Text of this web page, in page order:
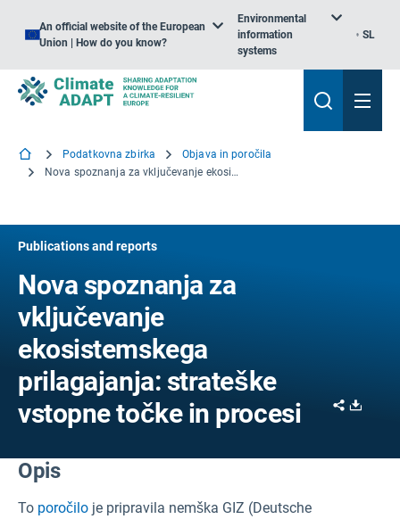
An official website of the European
Union | How do you know?
Environmental
information
systems
SL
Podatkovna zbirka
Objava in poročila
Nova spoznanja za vključevanje ekosistemskega prilagajanja: strateške vstopne točke in procesi
Publications and reports
Nova spoznanja za
vključevanje
ekosistemskega
prilagajanja: strateške
vstopne točke in procesi
Share
Opis
To poročilo je pripravila nemška GIZ (Deutsche